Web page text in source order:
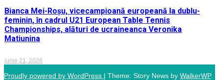
Bianca Mei-Roșu, vicecampioană europeană la dublu-
feminin, în cadrul U21 European Table Tennis
Championships, alături de ucraineanca Veronika
Matiunina
iunie 21, 2026
Proudly powered by WordPress | Theme: Story News by WalkerWP.